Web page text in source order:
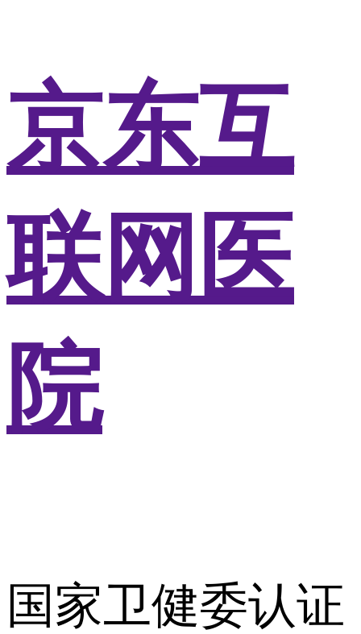
京东互
联网医
院
国家卫健委认证